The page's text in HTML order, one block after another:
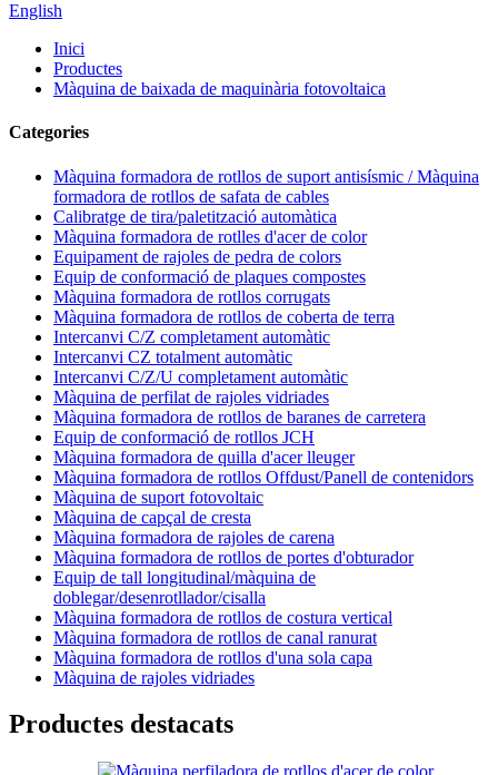
English
Inici
Productes
Màquina de baixada de maquinària fotovoltaica
Categories
Màquina formadora de rotllos de suport antisísmic / Màquina
formadora de rotllos de safata de cables
Calibratge de tira/paletització automàtica
Màquina formadora de rotlles d'acer de color
Equipament de rajoles de pedra de colors
Equip de conformació de plaques compostes
Màquina formadora de rotllos corrugats
Màquina formadora de rotllos de coberta de terra
Intercanvi C/Z completament automàtic
Intercanvi CZ totalment automàtic
Intercanvi C/Z/U completament automàtic
Màquina de perfilat de rajoles vidriades
Màquina formadora de rotllos de baranes de carretera
Equip de conformació de rotllos JCH
Màquina formadora de quilla d'acer lleuger
Màquina formadora de rotllos Offdust/Panell de contenidors
Màquina de suport fotovoltaic
Màquina de capçal de cresta
Màquina formadora de rajoles de carena
Màquina formadora de rotllos de portes d'obturador
Equip de tall longitudinal/màquina de
doblegar/desenrotllador/cisalla
Màquina formadora de rotllos de costura vertical
Màquina formadora de rotllos de canal ranurat
Màquina formadora de rotllos d'una sola capa
Màquina de rajoles vidriades
Productes destacats